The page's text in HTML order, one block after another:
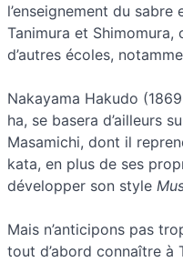
l’enseignement du
Tanimura et
d’autres écoles,
Nakayama Hakudo
ha, se basera d’ailleurs
Masamichi, dont il
kata, en plus de ses
développer son style
Mais n’anticipons pas
tout d’abord connaître à